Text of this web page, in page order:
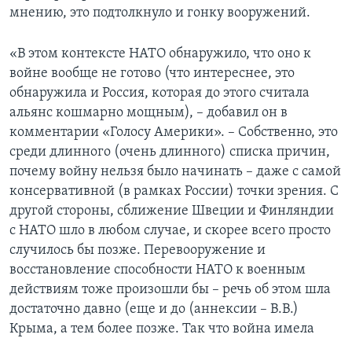
мнению, это подтолкнуло и гонку вооружений.
«В этом контексте НАТО обнаружило, что оно к
войне вообще не готово (что интереснее, это
обнаружила и Россия, которая до этого считала
альянс кошмарно мощным), – добавил он в
комментарии «Голосу Америки». – Собственно, это
среди длинного (очень длинного) списка причин,
почему войну нельзя было начинать – даже с самой
консервативной (в рамках России) точки зрения. С
другой стороны, сближение Швеции и Финляндии
с НАТО шло в любом случае, и скорее всего просто
случилось бы позже. Перевооружение и
восстановление способности НАТО к военным
действиям тоже произошли бы – речь об этом шла
достаточно давно (еще и до (аннексии – В.В.)
Крыма, а тем более позже. Так что война имела